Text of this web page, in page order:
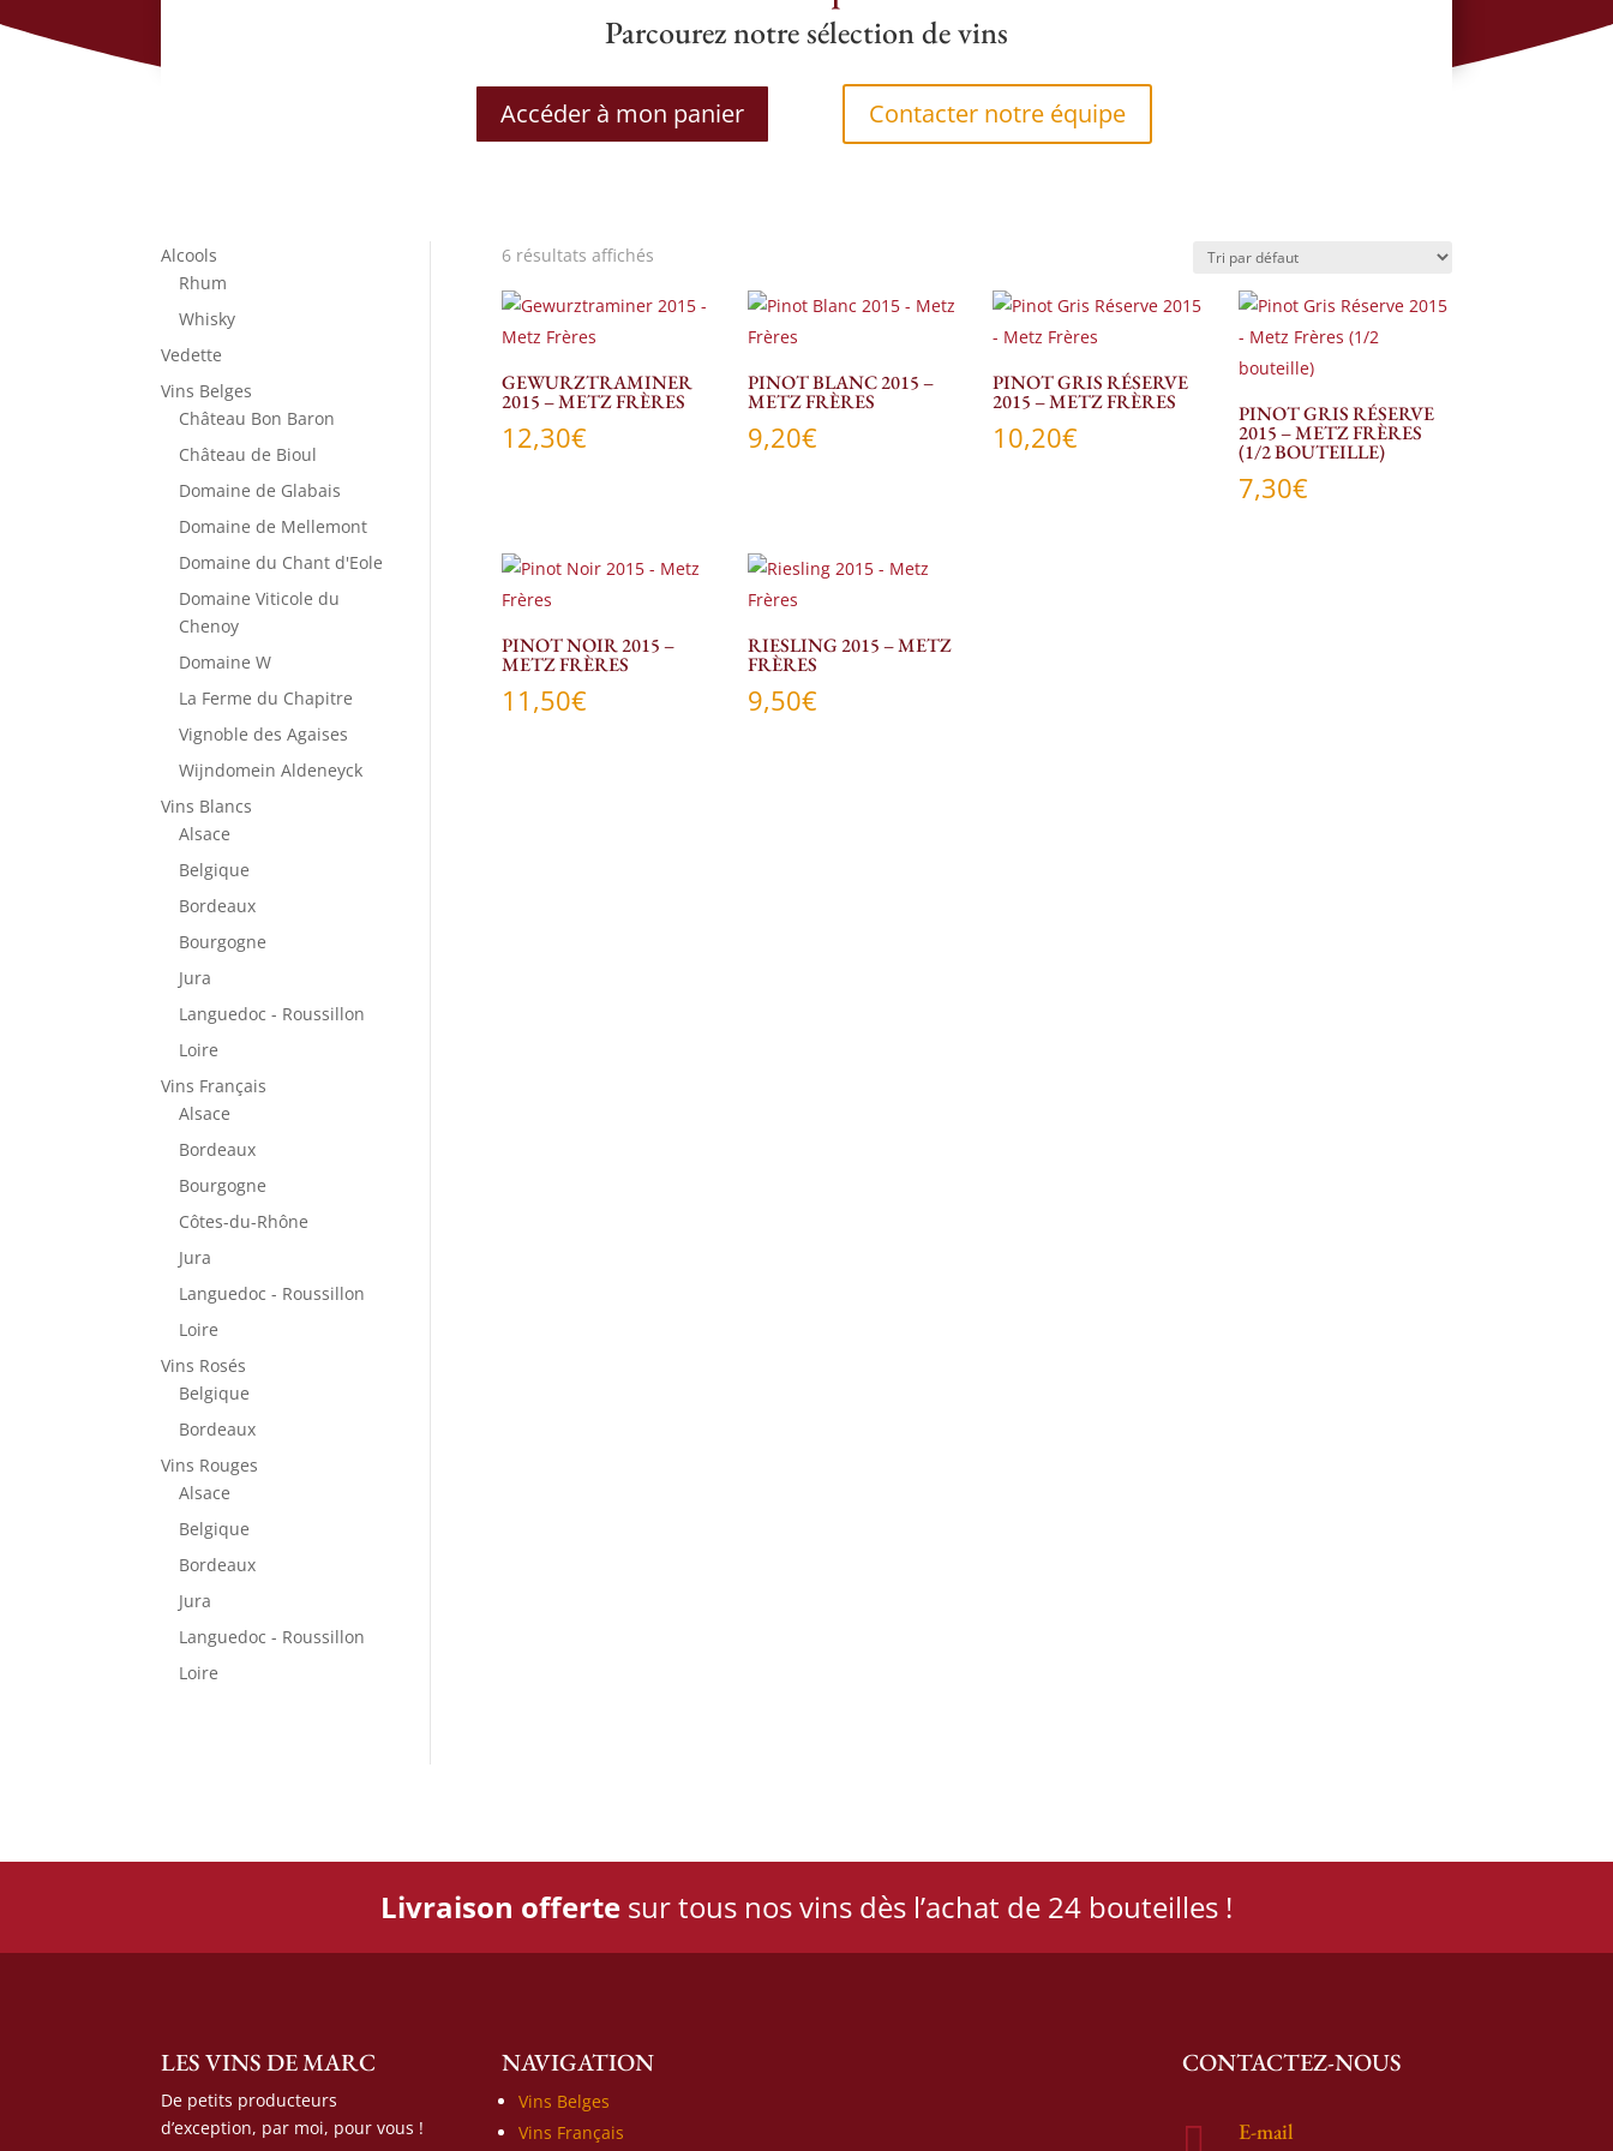
Parcourez notre sélection de vins
Accéder à mon panier Contacter notre équipe
Alcools
Rhum
Whisky
Vedette
Vins Belges
Château Bon Baron
Château de Bioul
Domaine de Glabais
Domaine de Mellemont
Domaine du Chant d'Eole
Domaine Viticole du
Chenoy
Domaine W
La Ferme du Chapitre
Vignoble des Agaises
Wijndomein Aldeneyck
Vins Blancs
Alsace
Belgique
Bordeaux
Bourgogne
Jura
Languedoc - Roussillon
Loire
Vins Français
Alsace
Bordeaux
Bourgogne
Côtes-du-Rhône
Jura
Languedoc - Roussillon
Loire
Vins Rosés
Belgique
Bordeaux
Vins Rouges
Alsace
Belgique
Bordeaux
Jura
Languedoc - Roussillon
Loire
6 résultats affichés
GEWURZTRAMINER
2015 – METZ FRÈRES
12,30€
PINOT BLANC 2015 –
METZ FRÈRES
9,20€
PINOT GRIS RÉSERVE
2015 – METZ FRÈRES
10,20€
PINOT GRIS RÉSERVE
2015 – METZ FRÈRES
(1/2 BOUTEILLE)
7,30€
PINOT NOIR 2015 –
METZ FRÈRES
11,50€
RIESLING 2015 – METZ
FRÈRES
9,50€
Livraison offerte sur tous nos vins dès l’achat de 24 bouteilles !
LES VINS DE MARC
De petits producteurs
d’exception, par moi, pour vous !
NAVIGATION
Vins Belges
Vins Français
CONTACTEZ-NOUS
 E-mail